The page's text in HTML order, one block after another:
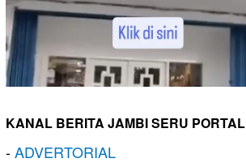
KANAL BERITA JAMBI SERU PORTAL
-ADVERTORIAL